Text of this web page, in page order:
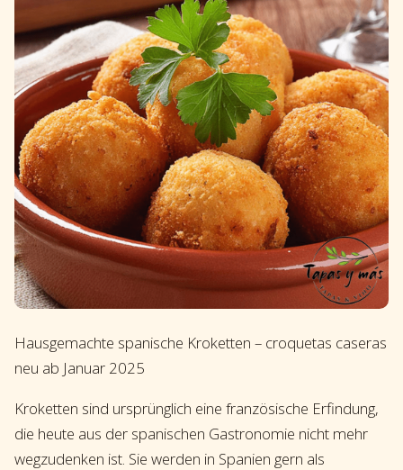
Hausgemachte spanische Kroketten – croquetas caseras
neu ab Januar 2025
Kroketten sind ursprünglich eine französische Erfindung,
die heute aus der spanischen Gastronomie nicht mehr
wegzudenken ist. Sie werden in Spanien gern als